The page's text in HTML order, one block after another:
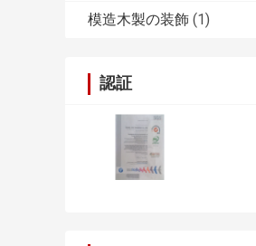
模造木製の装飾 (1)
認証